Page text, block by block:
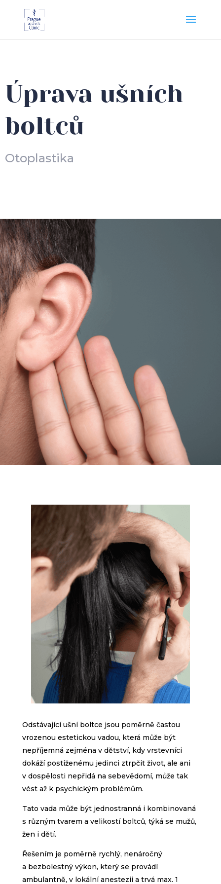
Úprava ušních
boltců
Otoplastika
Odstávající ušní boltce jsou poměrně častou
vrozenou estetickou vadou, která může být
nepříjemná zejména v dětství, kdy vrstevníci
dokáží postiženému jedinci ztrpčit život, ale ani
v dospělosti nepřidá na sebevědomí, může tak
vést až k psychickým problémům.
Tato vada může být jednostranná i kombinovaná
s různým tvarem a velikostí boltců, týká se mužů,
žen i dětí.
Řešením je poměrně rychlý, nenáročný
a bezbolestný výkon, který se provádí
ambulantně, v lokální anestezii a trvá max. 1